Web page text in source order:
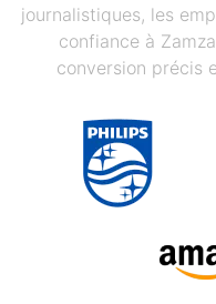
journalistiques, les
confiance à
conversion précis